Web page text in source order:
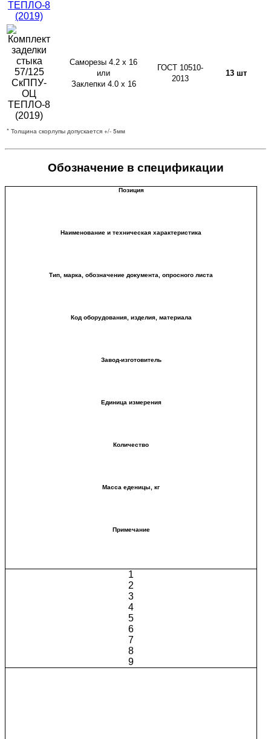
Саморезы 4.2 х 16
или
Заклепки 4.0 х 16
ГОСТ 10510-
2013
13 шт
* Толщина скорлупы допускается +/- 5мм
Обозначение в спецификации
Позиция
Наименование и техническая характеристика
Тип, марка, обозначение документа, опросного листа
Код оборудования, изделия, материала
Завод-изготовитель
Единица измерения
Количество
Масса еденицы, кг
Примечание
1
2
3
4
5
6
7
8
9